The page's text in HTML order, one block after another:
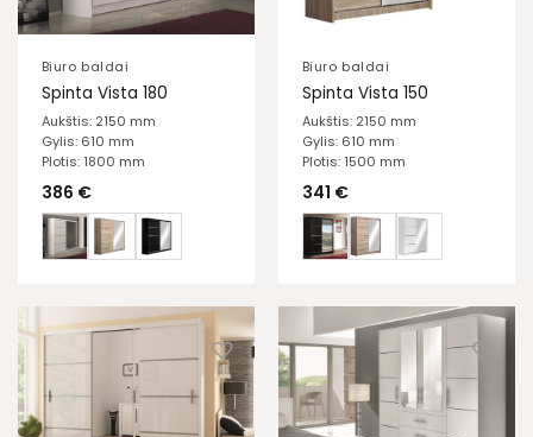
Biuro baldai
Spinta Vista 180
Aukštis: 2150 mm
Gylis: 610 mm
Plotis: 1800 mm
386 €
Biuro baldai
Spinta Vista 150
Aukštis: 2150 mm
Gylis: 610 mm
Plotis: 1500 mm
341 €